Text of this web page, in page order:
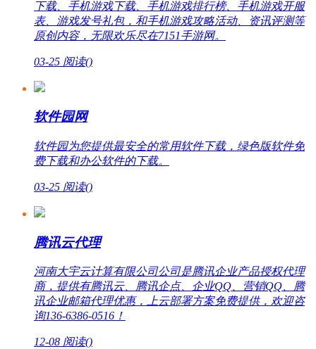
下载、手机游戏下载、手机游戏排行榜、手机游戏开服
表、游戏发号礼包，和手机游戏攻略活动、资讯评测等
原创内容，无限欢乐尽在7151手游网。
03-25 阅读()
软件园网
软件园为您提供最安全的常用软件下载，绿色版软件免
费下载和办公软件的下载。
03-25 阅读()
腾讯云代理
河南大宇云计算有限公司公司是腾讯企业产品授权代理
商，提供有腾讯云、腾讯企点、企业QQ、营销QQ、腾
讯企业邮箱代理优惠，上云部署方案免费提供，欢迎咨
询136-6386-0516！
12-08 阅读()